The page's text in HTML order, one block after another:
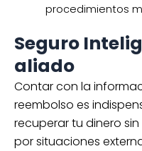
procedimientos
Seguro
aliado
Contar con la
reembolso es
recuperar tu dinero
por situaciones